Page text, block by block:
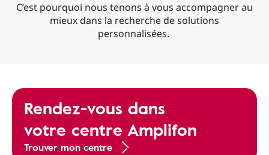
C’est pourquoi nous tenons à vous accompagner au
mieux dans la recherche de solutions
personnalisées. ​
Rendez-vous dans
votre centre Amplifon
Trouver mon centre